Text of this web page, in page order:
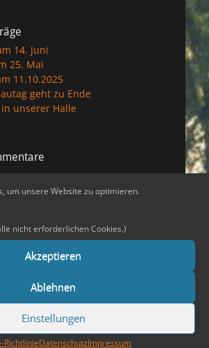
um unsere Website zu optimieren.
nicht erforderlichen Cookies.)
Akzeptieren
Ablehnen
Einstellungen
RichtlinieDatenschutzImpressum
14. Juni
25. Mai
11.10.2025
geht zu Ende
unserer Halle